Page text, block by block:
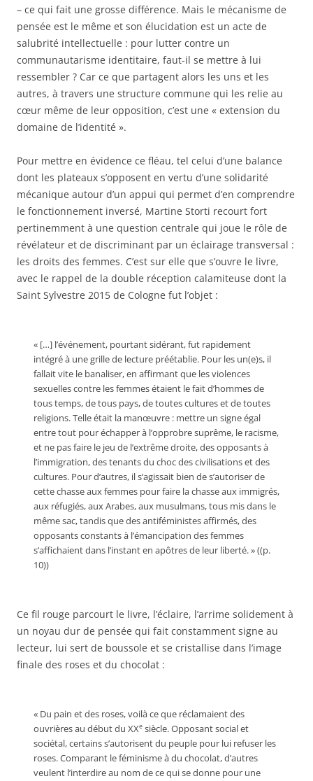
– ce qui fait une grosse différence. Mais le mécanisme de
pensée est le même et son élucidation est un acte de
salubrité intellectuelle : pour lutter contre un
communautarisme identitaire, faut-il se mettre à lui
ressembler ? Car ce que partagent alors les uns et les
autres, à travers une structure commune qui les relie au
cœur même de leur opposition, c’est une « extension du
domaine de l’identité ».
Pour mettre en évidence ce fléau, tel celui d’une balance
dont les plateaux s’opposent en vertu d’une solidarité
mécanique autour d’un appui qui permet d’en comprendre
le fonctionnement inversé, Martine Storti recourt fort
pertinemment à une question centrale qui joue le rôle de
révélateur et de discriminant par un éclairage transversal :
les droits des femmes. C’est sur elle que s’ouvre le livre,
avec le rappel de la double réception calamiteuse dont la
Saint Sylvestre 2015 de Cologne fut l’objet :
« […] l’événement, pourtant sidérant, fut rapidement
intégré à une grille de lecture préétablie. Pour les un(e)s, il
fallait vite le banaliser, en affirmant que les violences
sexuelles contre les femmes étaient le fait d’hommes de
tous temps, de tous pays, de toutes cultures et de toutes
religions. Telle était la manœuvre : mettre un signe égal
entre tout pour échapper à l’opprobre suprême, le racisme,
et ne pas faire le jeu de l’extrême droite, des opposants à
l’immigration, des tenants du choc des civilisations et des
cultures. Pour d’autres, il s’agissait bien de s’autoriser de
cette chasse aux femmes pour faire la chasse aux immigrés,
aux réfugiés, aux Arabes, aux musulmans, tous mis dans le
même sac, tandis que des antiféministes affirmés, des
opposants constants à l’émancipation des femmes
s’affichaient dans l’instant en apôtres de leur liberté. » ((p.
10))
Ce fil rouge parcourt le livre, l’éclaire, l’arrime solidement à
un noyau dur de pensée qui fait constamment signe au
lecteur, lui sert de boussole et se cristallise dans l’image
finale des roses et du chocolat :
« Du pain et des roses, voilà ce que réclamaient des
ouvrières au début du XXe siècle. Opposant social et
sociétal, certains s’autorisent du peuple pour lui refuser les
roses. Comparant le féminisme à du chocolat, d’autres
veulent l’interdire au nom de ce qui se donne pour une